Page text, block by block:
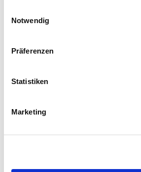
Notwendig
Präferenzen
Statistiken
Marketing
Stationen
So erreichen Sie uns